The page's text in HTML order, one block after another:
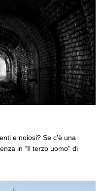
e noiosi? Se c’è una
in “Il terzo uomo” di